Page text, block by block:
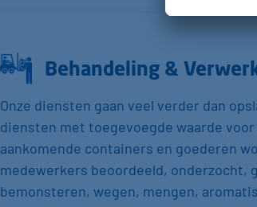
Behandeling &
Onze diensten gaan veel verder dan
diensten met toegevoegde waarde
aankomende containers en goederen
medewerkers beoordeeld, onderzocht,
bemonsteren, wegen, mengen,